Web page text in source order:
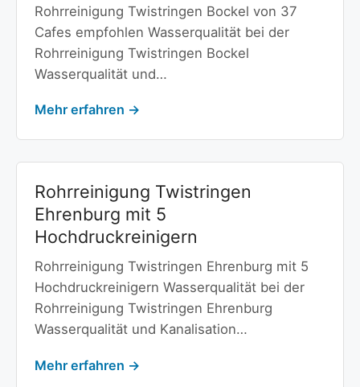
Rohrreinigung Twistringen Bockel von 37
Cafes empfohlen Wasserqualität bei der
Rohrreinigung Twistringen Bockel
Wasserqualität und…
Mehr erfahren →
Rohrreinigung Twistringen
Ehrenburg mit 5
Hochdruckreinigern
Rohrreinigung Twistringen Ehrenburg mit 5
Hochdruckreinigern Wasserqualität bei der
Rohrreinigung Twistringen Ehrenburg
Wasserqualität und Kanalisation…
Mehr erfahren →